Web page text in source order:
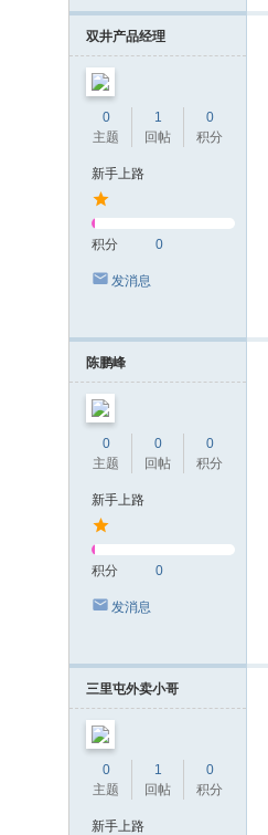
双井产品经理
0
主题
1
回帖
0
积分
新手上路
积分 0
发消息
陈鹏峰
0
主题
0
回帖
0
积分
新手上路
积分 0
发消息
三里屯外卖小哥
0
主题
1
回帖
0
积分
新手上路